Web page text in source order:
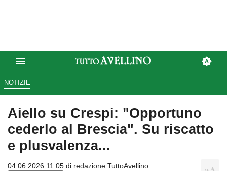
NOTIZIE
Aiello su Crespi: "Opportuno
cederlo al Brescia". Su riscatto
e plusvalenza...
04.06.2026 11:05 di redazione TuttoAvellino